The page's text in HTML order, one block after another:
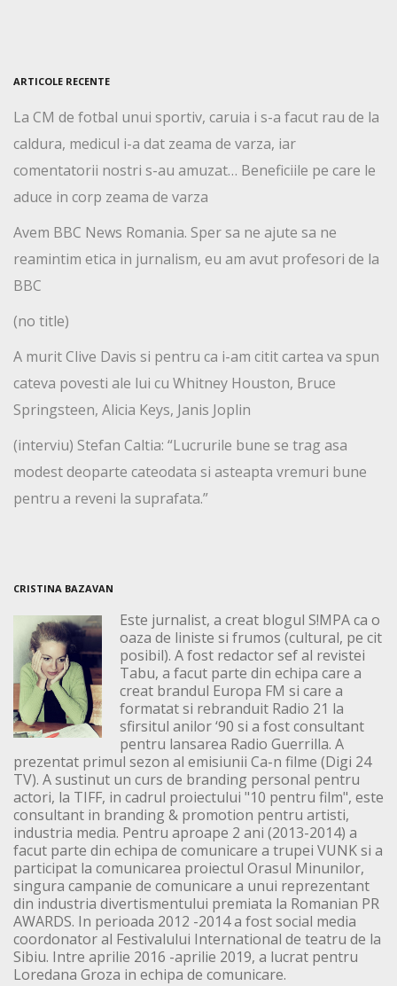
ARTICOLE RECENTE
La CM de fotbal unui sportiv, caruia i s-a facut rau de la
caldura, medicul i-a dat zeama de varza, iar
comentatorii nostri s-au amuzat… Beneficiile pe care le
aduce in corp zeama de varza
Avem BBC News Romania. Sper sa ne ajute sa ne
reamintim etica in jurnalism, eu am avut profesori de la
BBC
(no title)
A murit Clive Davis si pentru ca i-am citit cartea va spun
cateva povesti ale lui cu Whitney Houston, Bruce
Springsteen, Alicia Keys, Janis Joplin
(interviu) Stefan Caltia: “Lucrurile bune se trag asa
modest deoparte cateodata si asteapta vremuri bune
pentru a reveni la suprafata.”
CRISTINA BAZAVAN
Este jurnalist, a creat blogul S!MPA ca o
oaza de liniste si frumos (cultural, pe cit
posibil). A fost redactor sef al revistei
Tabu, a facut parte din echipa care a
creat brandul Europa FM si care a
formatat si rebranduit Radio 21 la
sfirsitul anilor ‘90 si a fost consultant
pentru lansarea Radio Guerrilla. A
prezentat primul sezon al emisiunii Ca-n filme (Digi 24
TV). A sustinut un curs de branding personal pentru
actori, la TIFF, in cadrul proiectului "10 pentru film", este
consultant in branding & promotion pentru artisti,
industria media. Pentru aproape 2 ani (2013-2014) a
facut parte din echipa de comunicare a trupei VUNK si a
participat la comunicarea proiectul Orasul Minunilor,
singura campanie de comunicare a unui reprezentant
din industria divertismentului premiata la Romanian PR
AWARDS. In perioada 2012 -2014 a fost social media
coordonator al Festivalului International de teatru de la
Sibiu. Intre aprilie 2016 -aprilie 2019, a lucrat pentru
Loredana Groza in echipa de comunicare.